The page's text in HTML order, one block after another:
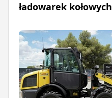
ładowarek kołowych